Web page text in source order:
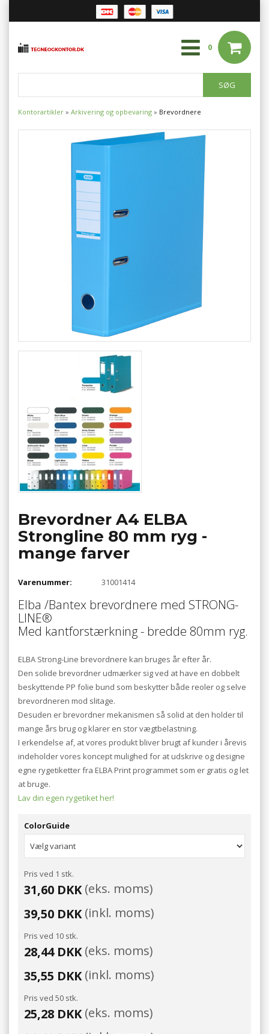
0
Kontorartikler » Arkivering og opbevaring » Brevordnere
Brevordner A4 ELBA
Strongline 80 mm ryg -
mange farver
Varenummer: 31001414
Elba /Bantex brevordnere med STRONG-
LINE®
Med kantforstærkning - bredde 80mm ryg.
ELBA Strong-Line brevordnere kan bruges år efter år.
Den solide brevordner udmærker sig ved at have en dobbelt
beskyttende PP folie bund som beskytter både reoler og selve
brevordneren mod slitage.
Desuden er brevordner mekanismen så solid at den holder til
mange års brug og klarer en stor vægtbelastning.
I erkendelse af, at vores produkt bliver brugt af kunder i årevis
indeholder vores koncept mulighed for at udskrive og designe
egne rygetiketter fra ELBA Print programmet som er gratis og let
at bruge.
Lav din egen rygetiket her!
ColorGuide
Pris ved 1 stk.
31,60 DKK(eks. moms)
39,50 DKK(inkl. moms)
Pris ved 10 stk.
28,44 DKK(eks. moms)
35,55 DKK(inkl. moms)
Pris ved 50 stk.
25,28 DKK(eks. moms)